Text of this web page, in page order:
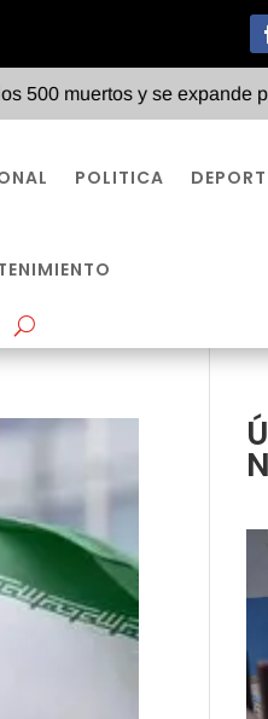
y se expande por África
POLITICA